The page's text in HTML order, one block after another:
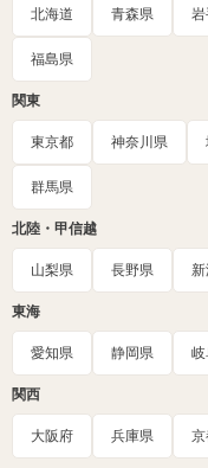
北海道 青森県
福島県
関東
東京都 神奈川県
群馬県
北陸・甲信越
山梨県 長野県
東海
愛知県 静岡県
関西
大阪府 兵庫県